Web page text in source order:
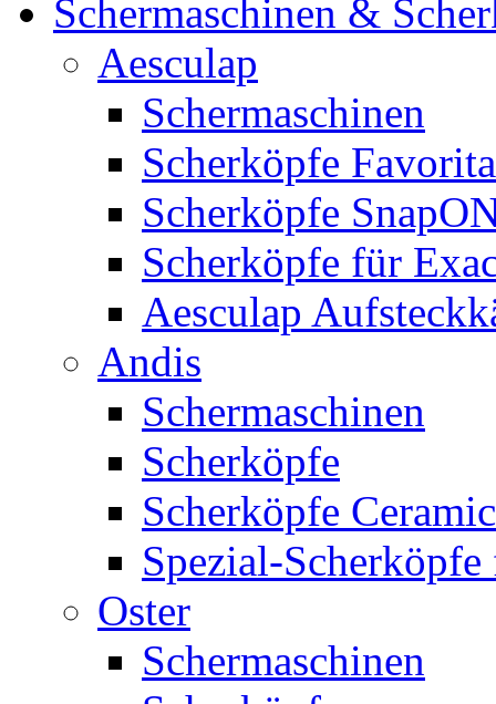
Schermaschinen &
Aesculap
Schermaschinen
Scherköpfe
Scherköpfe
Scherköpfe für
Aesculap
Andis
Schermaschinen
Scherköpfe
Scherköpfe Ceramic
Spezial-
Oster
Schermaschinen